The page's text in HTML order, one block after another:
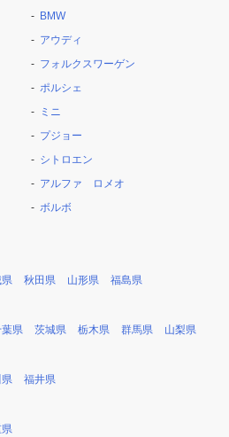
BMW
アウディ
フォルクスワーゲン
ポルシェ
ミニ
プジョー
シトロエン
アルファ ロメオ
ボルボ
秋田県 山形県 福島県
県 茨城県 栃木県 群馬県 山梨県
福井県